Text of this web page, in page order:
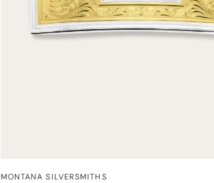
SCHNELLANSICHT
MONTANA SILVERSMITHS